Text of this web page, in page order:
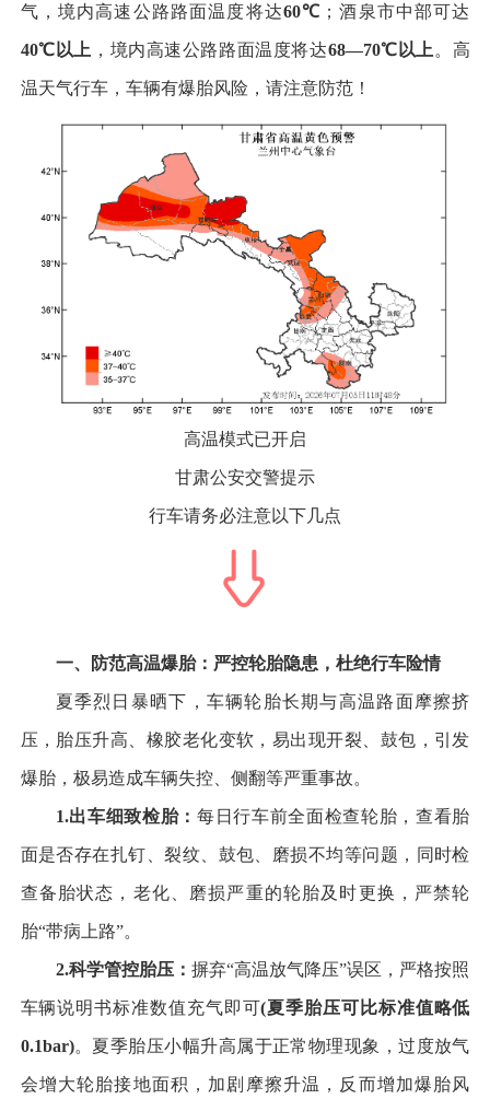
气，境内高速公路路面温度将达60℃ ；酒泉市中部可达
40℃ 以上 ，境内高速公路路面温度将达68—70℃ 以上 。高
温天气行车，车辆有爆胎风险，请注意防范！
高温模式已开启
甘肃公安交警提示
行车请务必注意以下几点
一、防范高温爆胎：严控轮胎隐患，杜绝行车险情
夏季烈日暴晒下，车辆轮胎长期与高温路面摩擦挤
压，胎压升高、橡胶老化变软，易出现开裂、鼓包，引发
爆胎，极易造成车辆失控、侧翻等严重事故。
1.出车细致检胎： 每日行车前全面检查轮胎，查看胎
面是否存在扎钉、裂纹、鼓包、磨损不均等问题，同时检
查备胎状态，老化、磨损严重的轮胎及时更换，严禁轮
胎“带病上路”。
2.科学管控胎压： 摒弃“高温放气降压”误区，严格按照
车辆说明书标准数值充气即可(夏季胎压可比标准值略低
0.1bar)。夏季胎压小幅升高属于正常物理现象，过度放气
会增大轮胎接地面积，加剧摩擦升温，反而增加爆胎风